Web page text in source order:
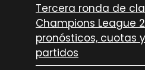
Tercera ronda de
Champions League
pronósticos, cuotas
partidos